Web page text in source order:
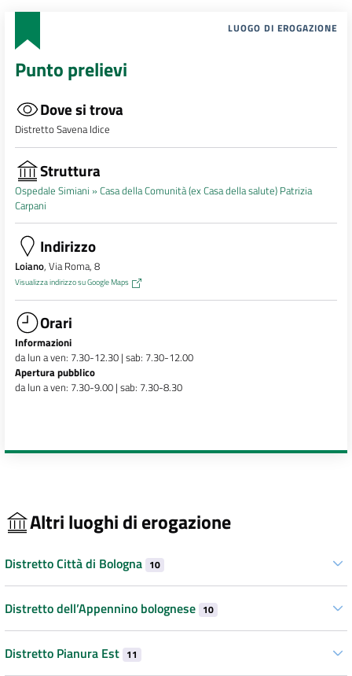
LUOGO DI EROGAZIONE
Punto prelievi
Dove si trova
Distretto Savena Idice
Struttura
Ospedale Simiani »Casa della Comunità (ex Casa della salute) Patrizia
Carpani
Indirizzo
Loiano, Via Roma, 8
Visualizza indirizzo su Google Maps
Orari
Informazioni
da lun a ven: 7.30-12.30 | sab: 7.30-12.00
Apertura pubblico
da lun a ven: 7.30-9.00 | sab: 7.30-8.30
Altri luoghi di erogazione
Distretto Città di Bologna 10
Distretto dell’Appennino bolognese 10
Distretto Pianura Est 11